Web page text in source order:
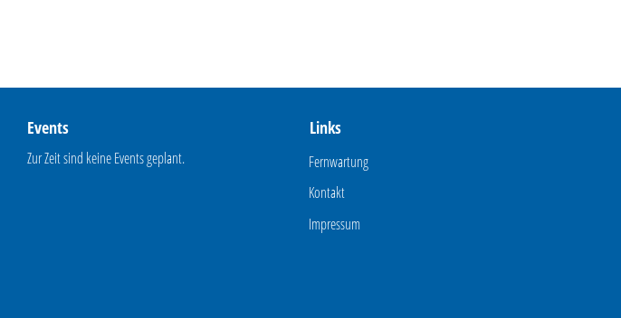
Events
Zur Zeit sind keine Events geplant.
Links
Fernwartung
Kontakt
Impressum